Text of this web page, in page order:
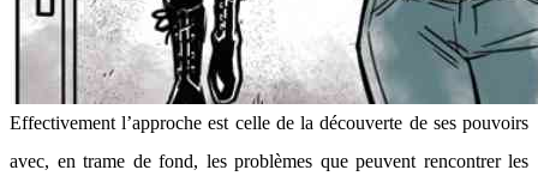
Effectivement l’approche est celle de la découverte de ses pouvoirs
avec, en trame de fond, les problèmes que peuvent rencontrer les